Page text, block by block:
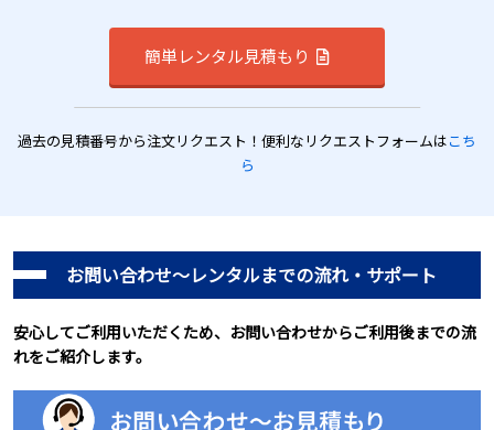
簡単レンタル見積もり
過去の見積番号から注文リクエスト！便利なリクエストフォームはこち
ら
お問い合わせ～レンタルまでの流れ・サポート
安心してご利用いただくため、お問い合わせからご利用後までの流
れをご紹介します。